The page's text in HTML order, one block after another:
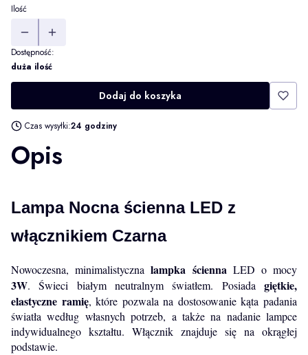
Ilość
Dostępność:
duża ilość
Dodaj do koszyka
Czas wysyłki:24 godziny
Opis
Lampa Nocna ścienna LED z
włącznikiem Czarna
Nowoczesna, minimalistycznalampka ściennaLED o mocy
3W. Świeci białym neutralnym światłem. Posiada giętkie,
elastyczne ramię, które pozwala na dostosowanie kąta padania
światła według własnych potrzeb, a także na nadanie lampce
indywidualnego kształtu. Włącznik znajduje się na okrągłej
podstawie.